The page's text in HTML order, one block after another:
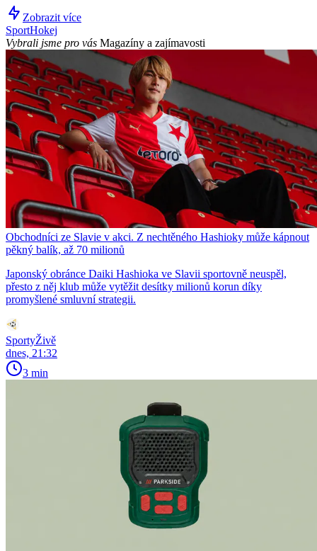
Zobrazit více
SportHokej
Vybrali jsme pro vás Magazíny a zajímavosti
Obchodníci ze Slavie v akci. Z nechtěného Hashioky může kápnout
pěkný balík, až 70 milionů
Japonský obránce Daiki Hashioka ve Slavii sportovně neuspěl,
přesto z něj klub může vytěžit desítky milionů korun díky
promyšlené smluvní strategii.
SportyŽivě
dnes, 21:32
3 min